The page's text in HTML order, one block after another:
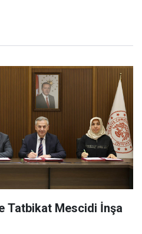
Tatbikat Mescidi İnşa